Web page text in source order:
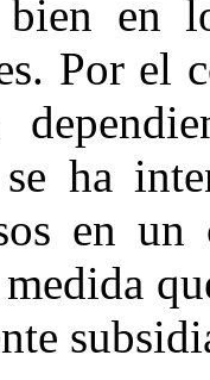
en
Por el
ha
en